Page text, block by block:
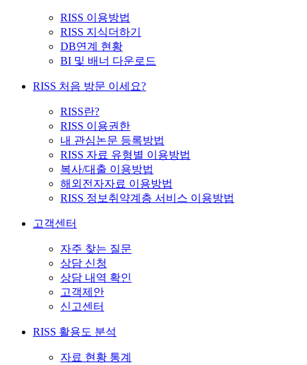
RISS 이용방법
RISS 지식더하기
DB연계 현황
BI 및 배너 다운로드
RISS 처음 방문 이세요?
RISS란?
RISS 이용권한
내 관심논문 등록방법
RISS 자료 유형별 이용방법
복사/대출 이용방법
해외전자자료 이용방법
RISS 정보취약계층 서비스 이용방법
고객센터
자주 찾는 질문
상담 신청
상담 내역 확인
고객제안
신고센터
RISS 활용도 분석
자료 현황 통계